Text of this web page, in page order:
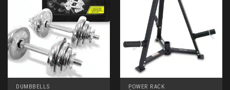
be
chosen
on
the
page
options
chosen
on
product
page
DUMBBELLS POWER RACK